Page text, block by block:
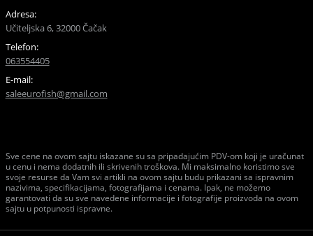
Adresa:
Učiteljska 6, 32000 Čačak
Telefon:
063554405
E-mail:
saleeurofish@gmail.com
Sve cene na ovom sajtu iskazane su sa pripadajućim PDV-om koji je uračunat
u cenu i nema dodatnih ili skrivenih troškova. Mi maksimalno koristimo sve
svoje resurse da Vam svi artikli na ovom sajtu budu prikazani sa ispravnim
nazivima, specifikacijama, fotografijama i cenama. Ipak, ne možemo
garantovati da su sve navedene informacije i fotografije proizvoda na ovom
sajtu u potpunosti ispravne.